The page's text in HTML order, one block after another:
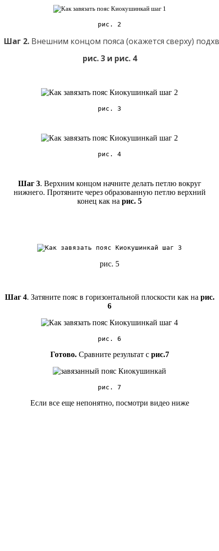
рис. 2
Шаг 2. Внешним концом пояса (окажется сверху)
рис. 3 и рис. 4
рис. 3
рис. 4
Шаг 3. Верхним концом начните делать петлю вокруг
нижнего. Протяните через образованную петлю верхний
конец как на рис. 5
рис. 5
Шаг 4. Затяните пояс в горизонтальной плоскости как на рис.
6
рис. 6
Готово. Сравните результат с рис.7
рис. 7
Если все еще непонятно, посмотри видео ниже